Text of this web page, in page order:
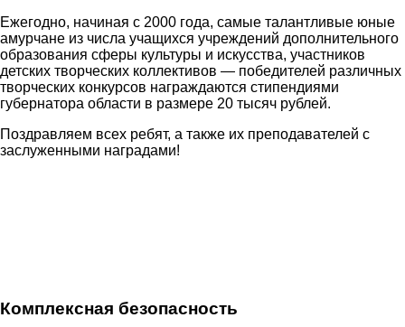
Ежегодно, начиная с 2000 года, самые талантливые юные
амурчане из числа учащихся учреждений дополнительного
образования сферы культуры и искусства, участников
детских творческих коллективов — победителей различных
творческих конкурсов награждаются стипендиями
губернатора области в размере 20 тысяч рублей.
Поздравляем всех ребят, а также их преподавателей с
заслуженными наградами!
Комплексная безопасность